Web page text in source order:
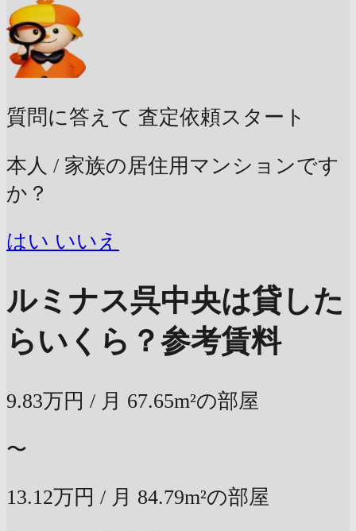
質問に答えて 査定依頼スタート
本人 / 家族の居住用マンションです
か？
はい いいえ
ルミナス呉中央は貸した
らいくら？参考賃料
9.83万円 / 月 67.65m²の部屋
〜
13.12万円 / 月 84.79m²の部屋